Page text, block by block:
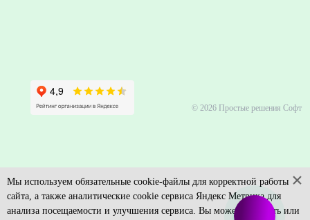
© 2026 Простые решения Софт
×
Мы используем обязательные cookie-файлы для корректной работы
сайта, а также аналитические cookie сервиса Яндекс Метрика для
анализа посещаемости и улучшения сервиса. Вы можете принять или